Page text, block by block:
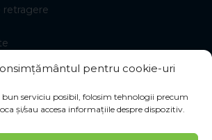
pentru cookie-uri
serviciu posibil, folosim tehnologii precum
și/sau accesa informațiile despre dispozitiv.
retragere